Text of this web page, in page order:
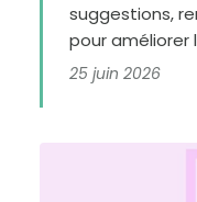
suggestions,
pour améliorer
25 juin 2026